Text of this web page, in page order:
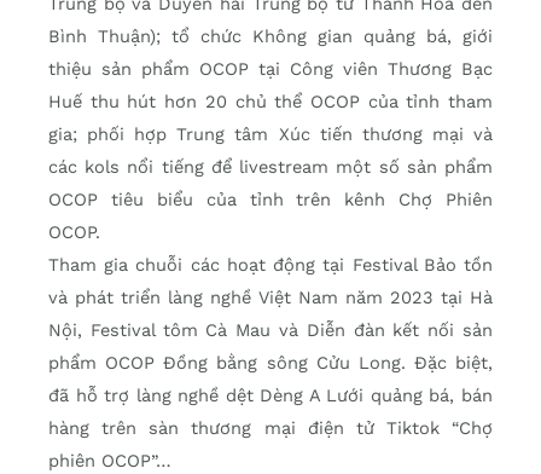
Bình Thuận); tổ chức Không gian quảng bá, giới
thiệu sản phẩm OCOP tại Công viên Thương Bạc
Huế thu hút hơn 20 chủ thể OCOP của tỉnh tham
gia; phối hợp Trung tâm Xúc tiến thương mại và
các kols nổi tiếng để livestream một số sản phẩm
OCOP tiêu biểu của tỉnh trên kênh Chợ Phiên
OCOP.
Tham gia chuỗi các hoạt động tại Festival Bảo tồn
và phát triển làng nghề Việt Nam năm 2023 tại Hà
Nội, Festival tôm Cà Mau và Diễn đàn kết nối sản
phẩm OCOP Đồng bằng sông Cửu Long. Đặc biệt,
đã hỗ trợ làng nghề dệt Dèng A Lưới quảng bá, bán
hàng trên sàn thương mại điện tử Tiktok “Chợ
phiên OCOP”…